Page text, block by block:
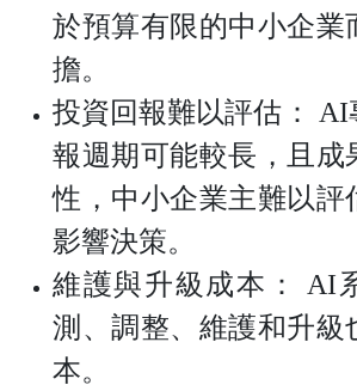
於預算有限的中小企業
擔。
投資回報難以評估： AI
報週期可能較長，且成
性，中小企業主難以評
影響決策。
維護與升級成本： AI
測、調整、維護和升級
本。